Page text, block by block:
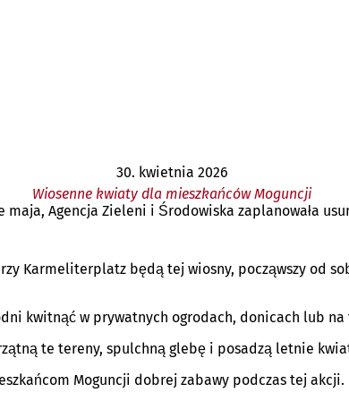
30. kwietnia 2026
Wiosenne kwiaty dla mieszkańców Moguncji
maja, Agencja Zieleni i Środowiska zaplanowała
Karmeliterplatz będą tej wiosny, począwszy od
kwitnąć w prywatnych ogrodach, donicach lub
te tereny, spulchną glebę i posadzą letnie
Moguncji dobrej zabawy podczas tej akcji.